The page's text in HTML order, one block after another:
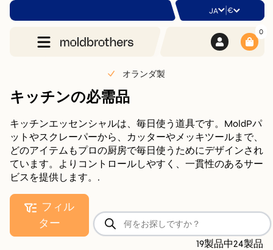
JA |€
0
オランダ製
キッチンの必需品
キッチンエッセンシャルは、毎日使う道具です。MoldPパ
ットやスクレーパーから、カッターやメッキツールまで、
どのアイテムもプロの厨房で毎日使うためにデザインされ
ています。よりコントロールしやすく、一貫性のあるサー
ビスを提供します。.
フィル
ター
商
品
検
19製品中24製品